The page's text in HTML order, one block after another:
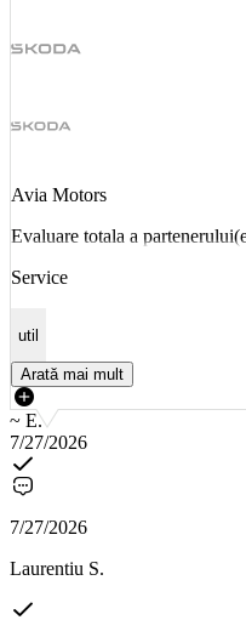
Avia Motors
Evaluare totala a
Service
util
Arată mai mult
~ E.
7/27/2026
7/27/2026
Laurentiu S.